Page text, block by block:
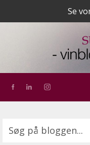
Se
Dette er et